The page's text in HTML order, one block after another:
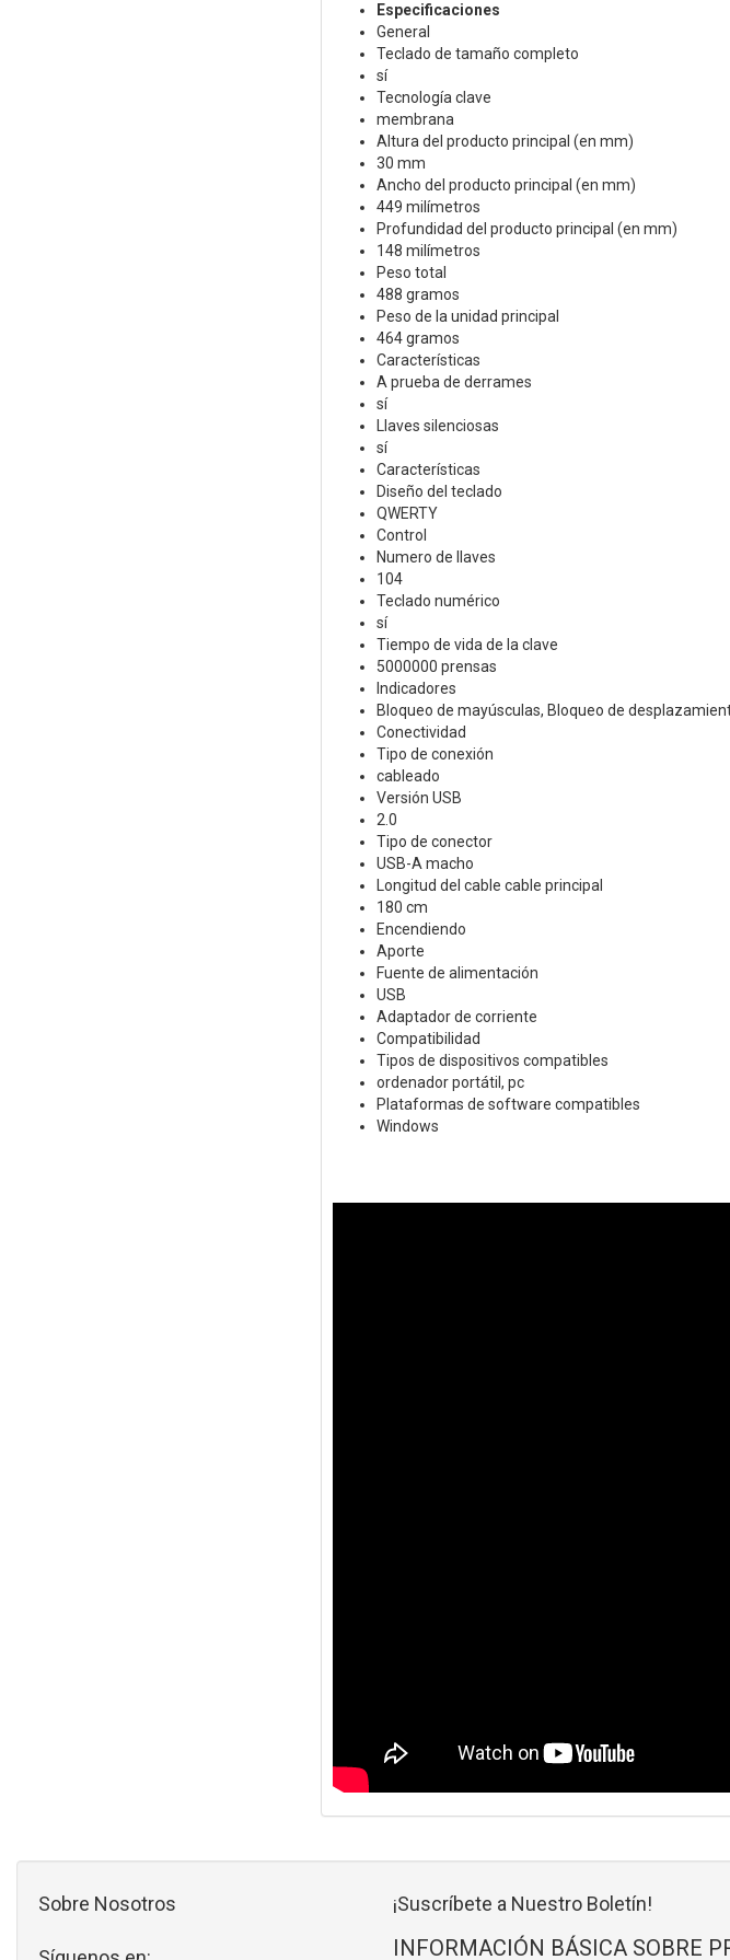
Especificaciones
General
Teclado de tamaño completo
sí
Tecnología clave
membrana
Altura del producto principal (en mm)
30 mm
Ancho del producto principal (en mm)
449 milímetros
Profundidad del producto principal (en mm)
148 milímetros
Peso total
488 gramos
Peso de la unidad principal
464 gramos
Características
A prueba de derrames
sí
Llaves silenciosas
sí
Características
Diseño del teclado
QWERTY
Control
Numero de llaves
104
Teclado numérico
sí
Tiempo de vida de la clave
5000000 prensas
Indicadores
Bloqueo de mayúsculas, Bloqueo de
Conectividad
Tipo de conexión
cableado
Versión USB
2.0
Tipo de conector
USB-A macho
Longitud del cable cable principal
180 cm
Encendiendo
Aporte
Fuente de alimentación
USB
Adaptador de corriente
Compatibilidad
Tipos de dispositivos compatibles
ordenador portátil, pc
Plataformas de software compatibles
Windows
Sobre Nosotros ¡Suscríbete a Nuestro Boletín!
INFORMACIÓN BÁSICA SOBRE